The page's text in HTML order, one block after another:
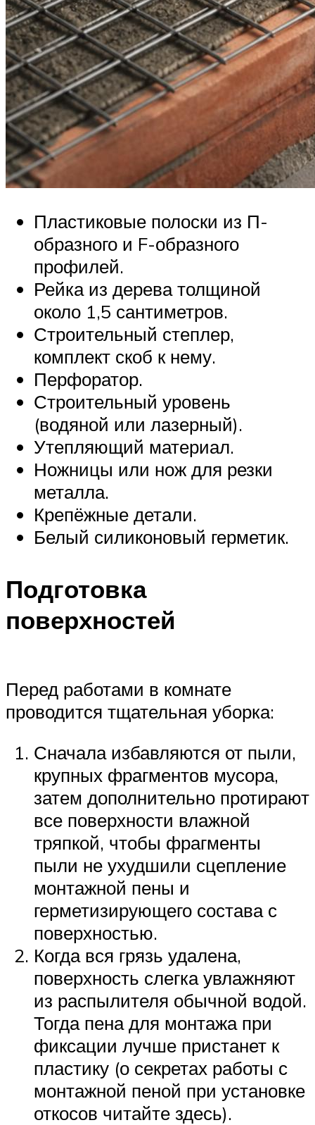
Пластиковые полоски из П-
образного и F-образного
профилей.
Рейка из дерева толщиной
около 1,5 сантиметров.
Строительный степлер,
комплект скоб к нему.
Перфоратор.
Строительный уровень
(водяной или лазерный).
Утепляющий материал.
Ножницы или нож для резки
металла.
Крепёжные детали.
Белый силиконовый герметик.
Подготовка
поверхностей
Перед работами в комнате
проводится тщательная уборка:
Сначала избавляются от пыли,
крупных фрагментов мусора,
затем дополнительно протирают
все поверхности влажной
тряпкой, чтобы фрагменты
пыли не ухудшили сцепление
монтажной пены и
герметизирующего состава с
поверхностью.
Когда вся грязь удалена,
поверхность слегка увлажняют
из распылителя обычной водой.
Тогда пена для монтажа при
фиксации лучше пристанет к
пластику (о секретах работы с
монтажной пеной при установке
откосов читайте здесь).